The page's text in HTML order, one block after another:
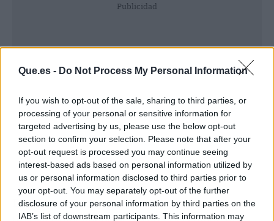
Que.es - Do Not Process My Personal Information
If you wish to opt-out of the sale, sharing to third parties, or
processing of your personal or sensitive information for
targeted advertising by us, please use the below opt-out
section to confirm your selection. Please note that after your
opt-out request is processed you may continue seeing
interest-based ads based on personal information utilized by
us or personal information disclosed to third parties prior to
your opt-out. You may separately opt-out of the further
disclosure of your personal information by third parties on the
IAB’s list of downstream participants. This information may
Publicidad
Esta empresa dispone de diferentes productos
digitales diseñados para cada necesidad que